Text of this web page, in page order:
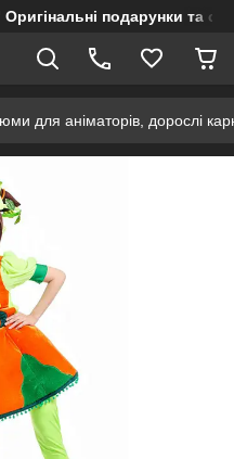
подарунки та
для аніматорів, дорослі